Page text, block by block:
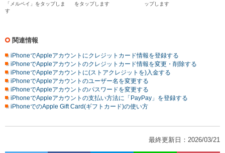
「メルペイ」をタップしま
す
をタップします
ップします
関連情報
iPhoneでAppleアカウントにクレジットカード情報を登録する
iPhoneでAppleアカウントのクレジットカード情報を変更・削除する
iPhoneでAppleアカウントに(ストアクレジットを)入金する
iPhoneでAppleアカウントのユーザー名を変更する
iPhoneでAppleアカウントのパスワードを変更する
iPhoneでAppleアカウントの支払い方法に「PayPay」を登録する
iPhoneでのApple Gift Card(ギフトカード)の使い方
最終更新日：2026/03/21